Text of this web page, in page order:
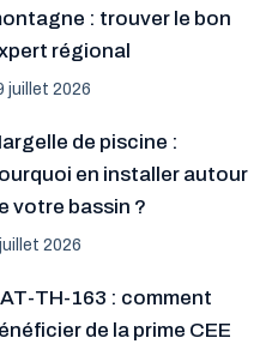
: trouver le bon
régional
juillet 2026
de piscine :
en installer autour
votre bassin ?
2026
TH-163 : comment
de la prime CEE